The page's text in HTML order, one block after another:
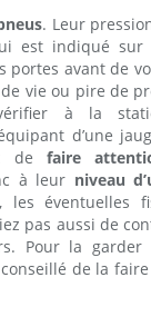
. Leur
est indiqué sur
portes avant de
vie ou pire de
à la
d’une
de faire
à leur niveau
les éventuelles
pas aussi de
Pour la
de la